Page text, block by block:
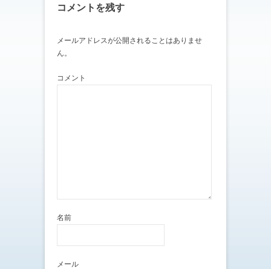
ィ
ン
開
く
だ
新
ド
コメントを残す
メールアドレスが公開されることはありませ
ん。
コメント
名前
メール